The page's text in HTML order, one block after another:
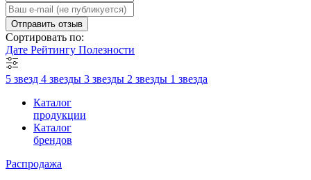
Отправить отзыв
Сортировать по:
Дате Рейтингу Полезности
5 звезд 4 звезды 3 звезды 2 звезды 1 звезда
Каталог
продукции
Каталог
брендов
Распродажа